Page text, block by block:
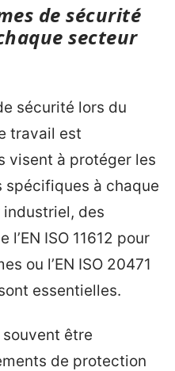
de sécurité
secteur
sécurité lors du
travail est
visent à protéger les
à chaque
industriel, des
ISO 11612 pour
ou l’EN ISO 20471
essentielles.
être
de protection